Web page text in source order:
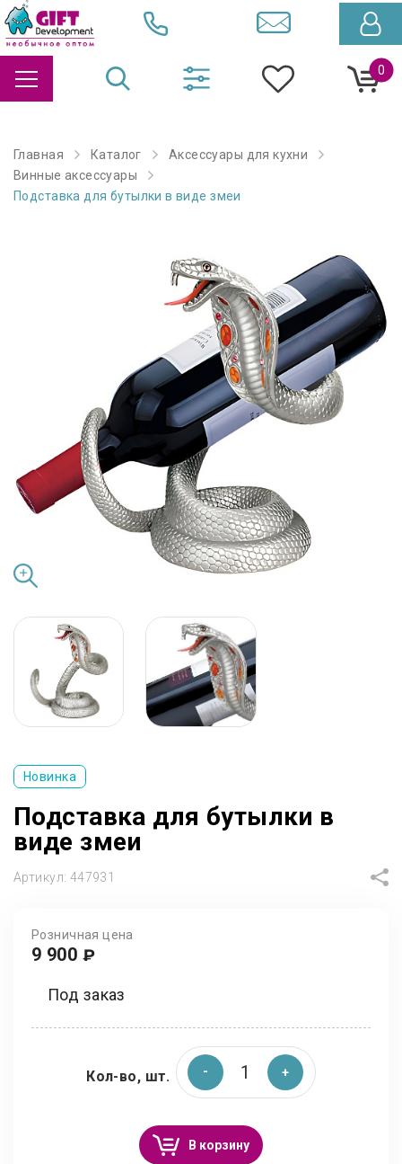
0
Главная Каталог
Аксессуары для кухни
Винные аксессуары
Подставка для бутылки в виде змеи
Новинка
Подставка для бутылки в
виде змеи
Артикул: 447931
Розничная цена
9 900 ₽
Под заказ
Кол-во, шт.
В корзину